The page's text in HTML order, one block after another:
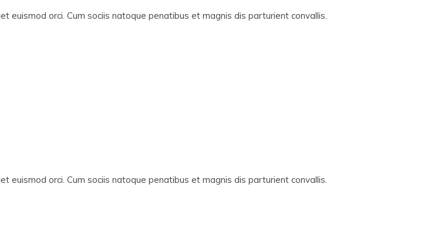
euismod orci. Cum sociis natoque penatibus et magnis dis parturient convallis.
euismod orci. Cum sociis natoque penatibus et magnis dis parturient convallis.